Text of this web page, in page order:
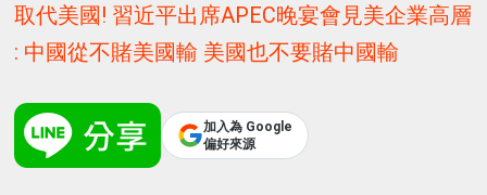
取代美國! 習近平出席APEC晚宴會見美企業高層
: 中國從不賭美國輸 美國也不要賭中國輸
加入為 Google
偏好來源